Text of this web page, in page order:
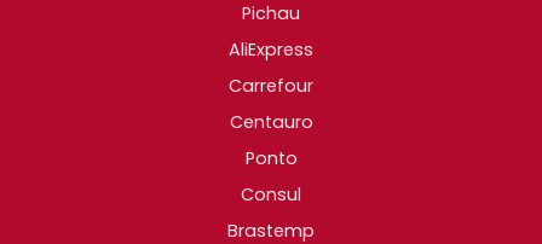
Pichau
AliExpress
Carrefour
Centauro
Ponto
Consul
Brastemp